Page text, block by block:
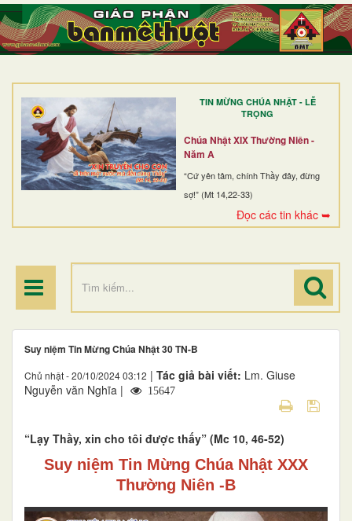
TIN MỪNG CHÚA NHẬT - LỄ
TRỌNG
Chúa Nhật XIX Thường Niên -
Năm A
“Cứ yên tâm, chính Thầy đây, đừng
sợ!” (Mt 14,22-33)
Đọc các tin khác ➥
TRANG NHẤT
GIỚI THIỆU
DÒNG TU
BAN MỤC VỤ
ĐOÀN THỂ CG
ĐIỂM HÀNH HƯƠNG
Suy niệm Tin Mừng Chúa Nhật 30 TN-B
Chủ nhật - 20/10/2024 03:12 | Tác giả bài viết: Lm. Giuse
Nguyễn văn Nghĩa |
15647
“Lạy Thầy, xin cho tôi được thấy” (Mc 10, 46-52)
Suy niệm Tin Mừng Chúa Nhật XXX
Thường Niên -B